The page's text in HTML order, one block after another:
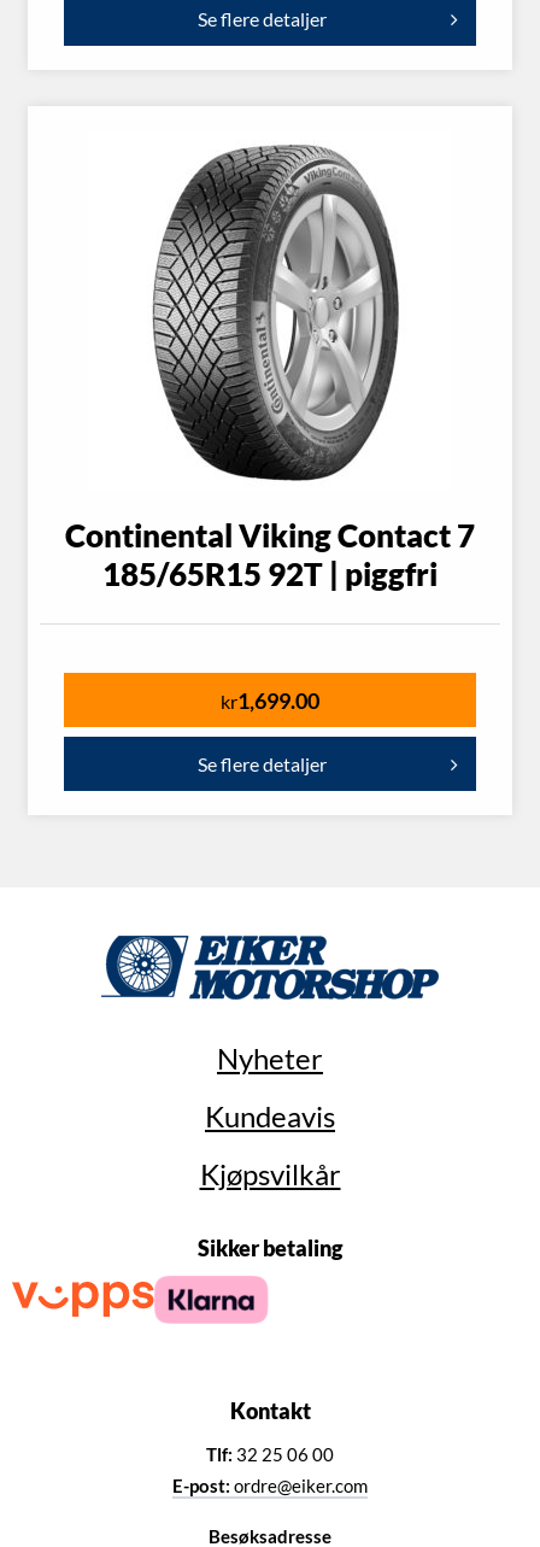
Se flere detaljer
Continental Viking Contact 7
185/65R15 92T | piggfri
kr1,699.00
Se flere detaljer
Nyheter
Kundeavis
Kjøpsvilkår
Sikker betaling
Kontakt
Tlf: 32 25 06 00
E-post: ordre@eiker.com
Besøksadresse